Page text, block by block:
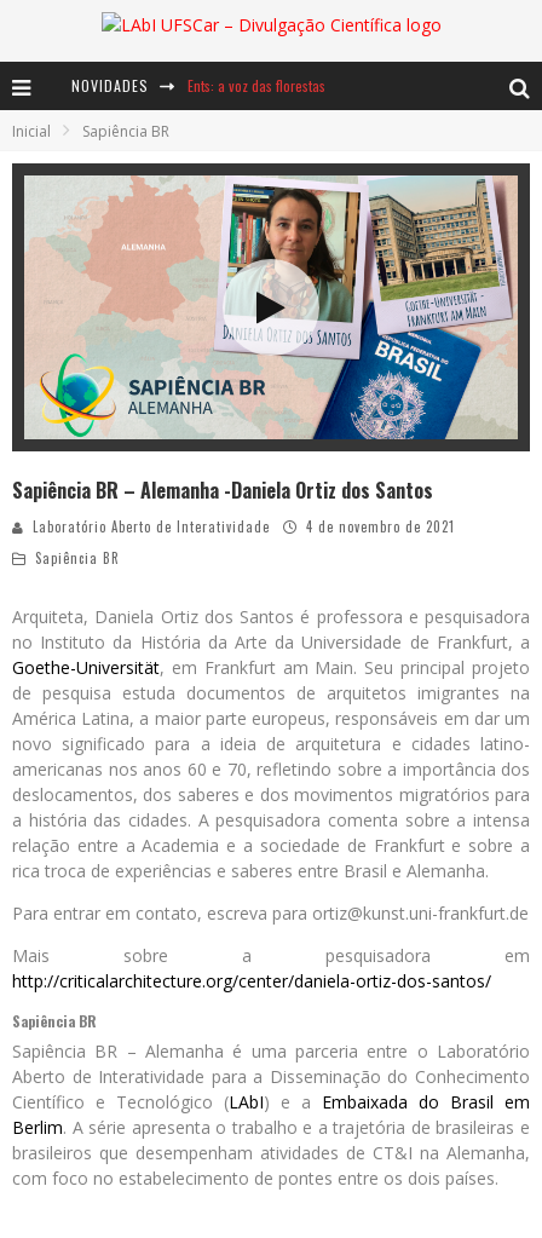
NOVIDADES Ents: a voz das florestas
Baú de Histórias - A jamais imaginada aventura com os moinhos de vento
Inicial Sapiência BR
Sapiência BR – Alemanha -Daniela Ortiz dos Santos
Laboratório Aberto de Interatividade
4 de novembro de 2021
Sapiência BR
Arquiteta, Daniela Ortiz dos Santos é professora e pesquisadora
no Instituto da História da Arte da Universidade de Frankfurt, a
Goethe-Universität, em Frankfurt am Main. Seu principal projeto
de pesquisa estuda documentos de arquitetos imigrantes na
América Latina, a maior parte europeus, responsáveis em dar um
novo significado para a ideia de arquitetura e cidades latino-
americanas nos anos 60 e 70, refletindo sobre a importância dos
deslocamentos, dos saberes e dos movimentos migratórios para
a história das cidades. A pesquisadora comenta sobre a intensa
relação entre a Academia e a sociedade de Frankfurt e sobre a
rica troca de experiências e saberes entre Brasil e Alemanha.
Para entrar em contato, escreva para ortiz@kunst.uni-frankfurt.de
Mais sobre a pesquisadora em
http://criticalarchitecture.org/center/daniela-ortiz-dos-santos/
Sapiência BR
Sapiência BR – Alemanha é uma parceria entre o Laboratório
Aberto de Interatividade para a Disseminação do Conhecimento
Científico e Tecnológico (LAbI) e a Embaixada do Brasil em
Berlim. A série apresenta o trabalho e a trajetória de brasileiras e
brasileiros que desempenham atividades de CT&I na Alemanha,
com foco no estabelecimento de pontes entre os dois países.